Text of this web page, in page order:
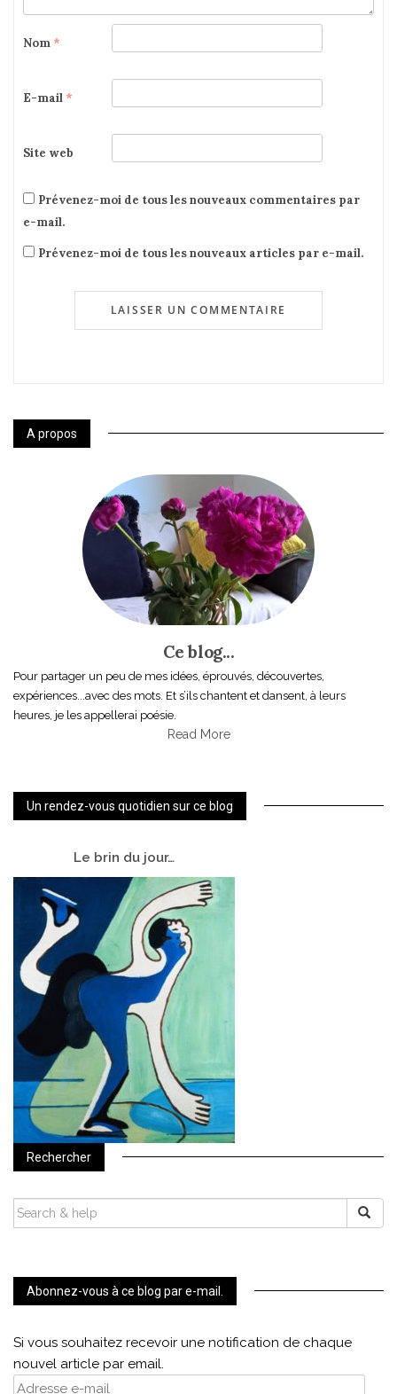
Nom *
E-mail *
Site web
Prévenez-moi de tous les nouveaux commentaires par
e-mail.
Prévenez-moi de tous les nouveaux articles par e-mail.
A propos
Ce blog...
Pour partager un peu de mes idées, éprouvés, découvertes,
expériences...avec des mots. Et s’ils chantent et dansent, à leurs
heures, je les appellerai poésie.
Read More
Un rendez-vous quotidien sur ce blog
Le brin du jour…
Rechercher
SEARCH
FOR:
Abonnez-vous à ce blog par e-mail.
Si vous souhaitez recevoir une notification de chaque
nouvel article par email.
Adresse